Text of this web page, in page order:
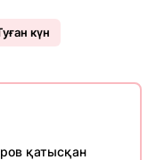
күн
қатысқан